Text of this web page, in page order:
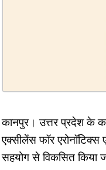
कानपुर। उत्तर प्रदेश के
एक्सीलेंस फॉर
सहयोग से विकसित किया